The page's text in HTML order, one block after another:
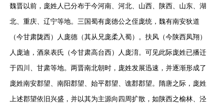
魏晋以前，庞姓人已分布于今河南、河北、山西、陕西、山东、湖
北、重庆、辽宁等地。三国蜀有庞德公之侄庞统，魏有南安狄道
（今甘肃陇西）人庞德（其从兄庞柔入蜀）。扶风（今陕西凤翔）
人庞迪，酒泉表氏（今甘肃高台西）人庞淯。可见此际庞姓已播迁
于四川、甘肃等地。两晋南北朝时，庞姓发展迅速，并逐渐形成了
庞姓南安郡望、南阳郡望、始平郡望、谯郡郡望。隋唐之际，庞姓
上述郡望依旧兴盛，并以其为主源向四周扩散，如陕西之榆林、泾